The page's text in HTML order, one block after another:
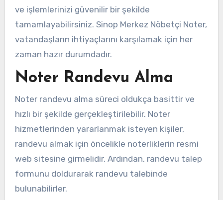
ve işlemlerinizi güvenilir bir şekilde
tamamlayabilirsiniz. Sinop Merkez Nöbetçi Noter,
vatandaşların ihtiyaçlarını karşılamak için her
zaman hazır durumdadır.
Noter Randevu Alma
Noter randevu alma süreci oldukça basittir ve
hızlı bir şekilde gerçekleştirilebilir. Noter
hizmetlerinden yararlanmak isteyen kişiler,
randevu almak için öncelikle noterliklerin resmi
web sitesine girmelidir. Ardından, randevu talep
formunu doldurarak randevu talebinde
bulunabilirler.